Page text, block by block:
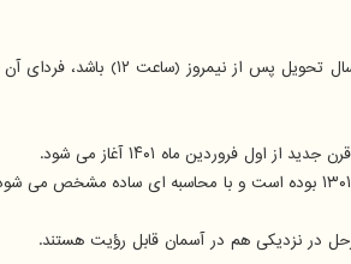
به گفته وی، مبدا سال جدید شمسی، سال تحویل است که همان لحظه
در نزدیکی هم در آسمان قابل رؤیت هستند.